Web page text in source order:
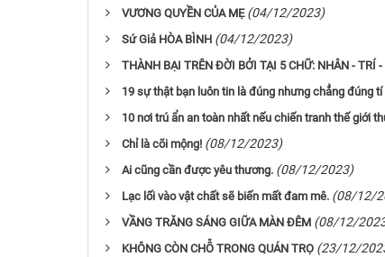
VƯƠNG QUYỀN CỦA MẸ (04/12/2023)
Sứ Giả HÒA BÌNH (04/12/2023)
THÀNH BẠI TRÊN ĐỜI BỞI TẠI 5 CHỮ: NHÂN - TRÍ
19 sự thật bạn luôn tin là đúng nhưng chẳng đúng tí
10 nơi trú ẩn an toàn nhất nếu chiến tranh thế giới
Chỉ là cõi mộng! (08/12/2023)
Ai cũng cần được yêu thương. (08/12/2023)
Lạc lối vào vật chất sẽ biến mất đam mê. (08/12/
VẦNG TRĂNG SÁNG GIỮA MÀN ĐÊM (08/12/
KHÔNG CÒN CHỖ TRONG QUÁN TRỌ (23/12/